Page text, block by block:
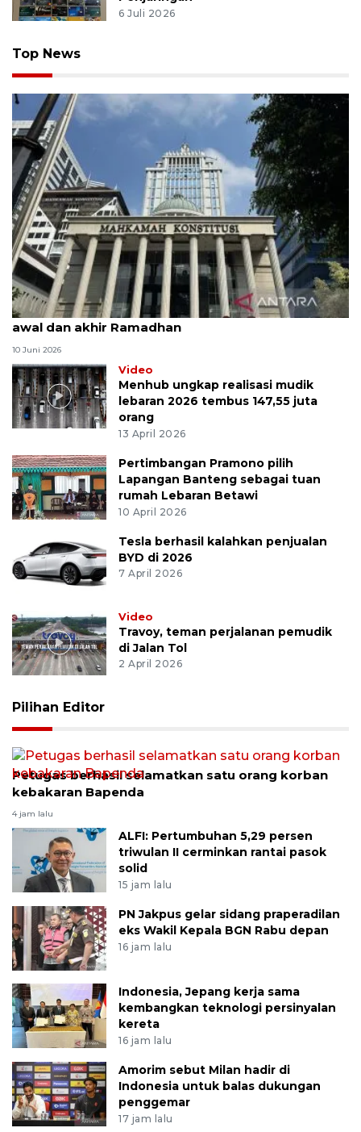
6 Juli 2026
Top News
MK uji materi UU Peradilan Agama perihal isbat
awal dan akhir Ramadhan
10 Juni 2026
Video
Menhub ungkap realisasi mudik
lebaran 2026 tembus 147,55 juta
orang
13 April 2026
Pertimbangan Pramono pilih
Lapangan Banteng sebagai tuan
rumah Lebaran Betawi
10 April 2026
Tesla berhasil kalahkan penjualan
BYD di 2026
7 April 2026
Video
Travoy, teman perjalanan pemudik
di Jalan Tol
2 April 2026
Pilihan Editor
Petugas berhasil selamatkan satu orang korban
kebakaran Bapenda
4 jam lalu
ALFI: Pertumbuhan 5,29 persen
triwulan II cerminkan rantai pasok
solid
15 jam lalu
PN Jakpus gelar sidang praperadilan
eks Wakil Kepala BGN Rabu depan
16 jam lalu
Indonesia, Jepang kerja sama
kembangkan teknologi persinyalan
kereta
16 jam lalu
Amorim sebut Milan hadir di
Indonesia untuk balas dukungan
penggemar
17 jam lalu